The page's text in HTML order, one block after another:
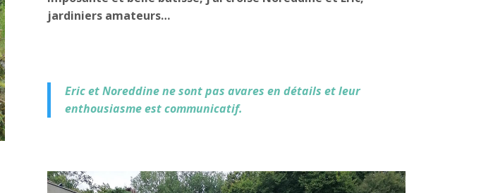
jardiniers amateurs…
Eric et Noreddine ne sont pas avares en détails et leur
enthousiasme est communicatif.